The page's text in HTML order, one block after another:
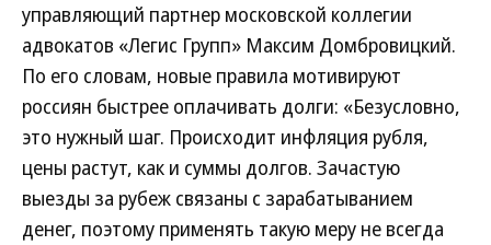
управляющий партнер московской коллегии
адвокатов «Легис Групп» Максим Домбровицкий.
По его словам, новые правила мотивируют
россиян быстрее оплачивать долги: «Безусловно,
это нужный шаг. Происходит инфляция рубля,
цены растут, как и суммы долгов. Зачастую
выезды за рубеж связаны с зарабатыванием
денег, поэтому применять такую меру не всегда